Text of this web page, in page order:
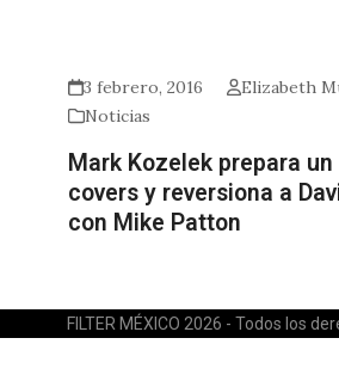
3 febrero, 2016
Elizabeth
Noticias
Mark Kozelek prepara
covers y reversiona a
con Mike Patton
FILTER MÉXICO 2026 - Todos los